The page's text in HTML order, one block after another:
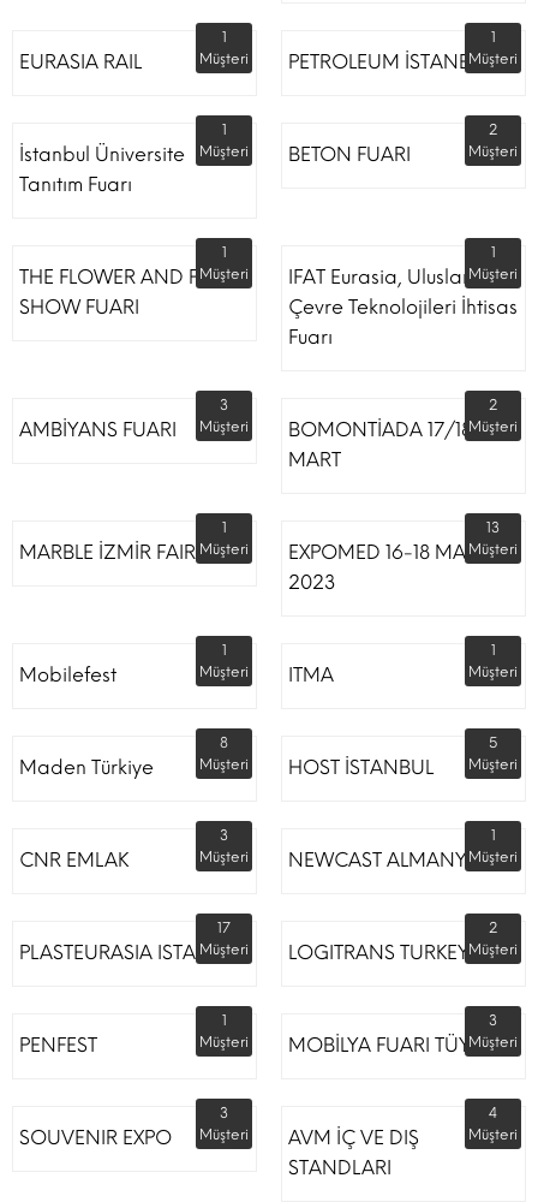
EURASIA RAIL
1
Müşteri
PETROLEUM İSTANBUL
1
Müşteri
İstanbul Üniversite
Tanıtım Fuarı
1
Müşteri
BETON FUARI
2
Müşteri
THE FLOWER AND PLANT
SHOW FUARI
1
Müşteri
IFAT Eurasia, Uluslararası
Çevre Teknolojileri İhtisas
Fuarı
1
Müşteri
AMBİYANS FUARI
3
Müşteri
BOMONTİADA 17/18
MART
2
Müşteri
MARBLE İZMİR FAIR
1
Müşteri
EXPOMED 16-18 MART
2023
13
Müşteri
Mobilefest
1
Müşteri
ITMA
1
Müşteri
Maden Türkiye
8
Müşteri
HOST İSTANBUL
5
Müşteri
CNR EMLAK
3
Müşteri
NEWCAST ALMANYA
1
Müşteri
PLASTEURASIA ISTANBUL
17
Müşteri
LOGITRANS TURKEY
2
Müşteri
PENFEST
1
Müşteri
MOBİLYA FUARI TÜYAP
3
Müşteri
SOUVENIR EXPO
3
Müşteri
AVM İÇ VE DIŞ
STANDLARI
4
Müşteri